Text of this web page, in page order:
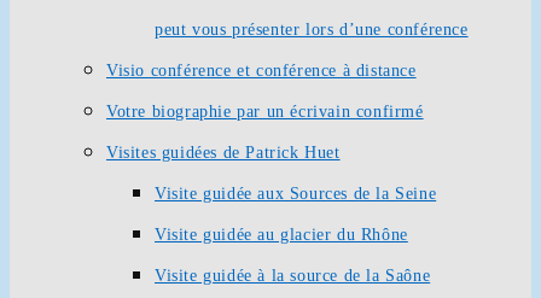
peut vous présenter lors d’une conférence
Visio conférence et conférence à distance
Votre biographie par un écrivain confirmé
Visites guidées de Patrick Huet
Visite guidée aux Sources de la Seine
Visite guidée au glacier du Rhône
Visite guidée à la source de la Saône